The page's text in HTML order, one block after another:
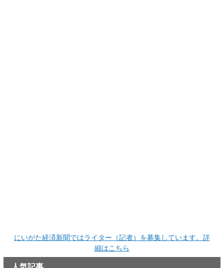
にいがた経済新聞ではライター（記者）を募集しています。詳
細はこちら